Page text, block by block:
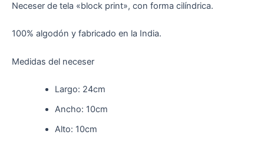
Neceser de tela «block print», con forma cilíndrica.
100% algodón y fabricado en la India.
Medidas del neceser
Largo: 24cm
Ancho: 10cm
Alto: 10cm